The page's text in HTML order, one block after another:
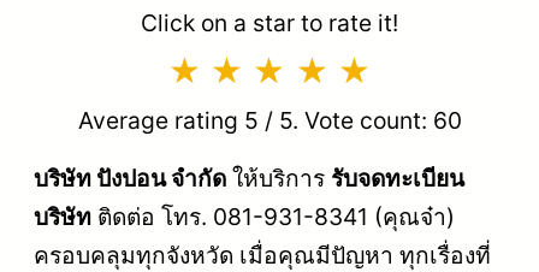
Click on a star to rate it!
Average rating 5 / 5. Vote count: 60
บริษัท ปังปอน จำกัด ให้บริการ รับจดทะเบียน
บริษัท ติดต่อ โทร. 081-931-8341 (คุณจ๋า)
ครอบคลุมทุกจังหวัด เมื่อคุณมีปัญหา ทุกเรื่องที่